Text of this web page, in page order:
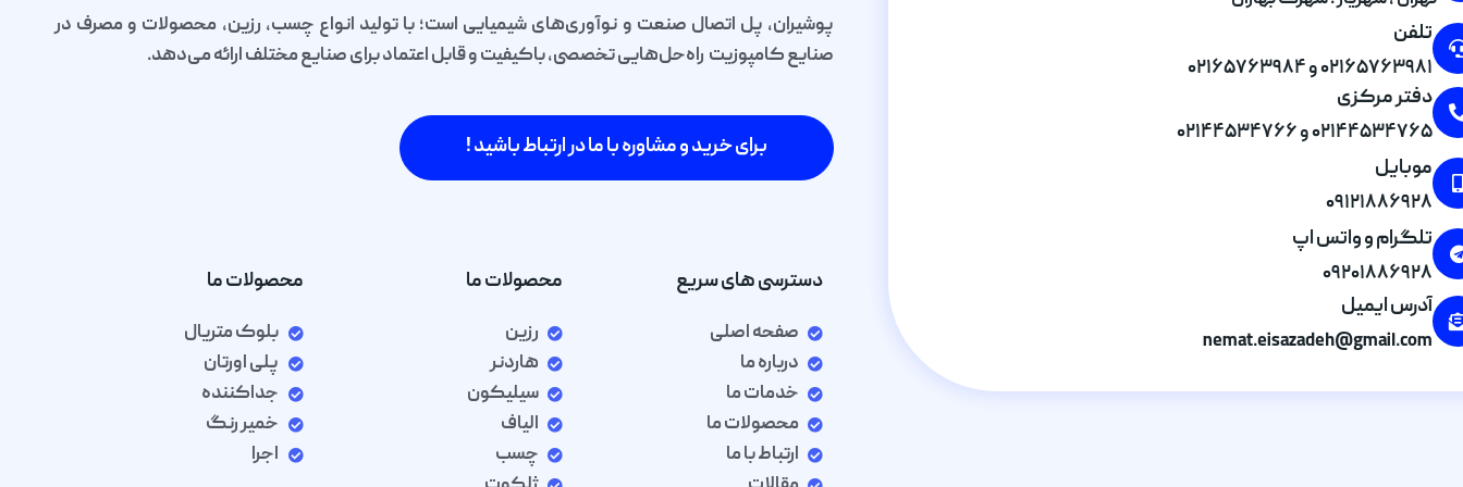
تلفن
۰۲۱۶۵۷۶۳۹۸۱ و ۰۲۱۶۵۷۶۳۹۸۴
دفتر مرکزی
۰۲۱۴۴۵۳۴۷۶۵ و ۰۲۱۴۴۵۳۴۷۶۶
موبایل
۰۹۱۲۱۸۸۶۹۲۸
تلگرام و واتس اپ
۰۹۲۰۱۸۸۶۹۲۸
آدرس ایمیل
nemat.eisazadeh@gmail.com
پوشیران، پل اتصال صنعت و نوآوری‌های شیمیایی است؛ با تولید انواع چسب، رزین، محصولات و مصرف در
صنایع کامپوزیت راه‌حل‌هایی تخصصی، باکیفیت و قابل اعتماد برای صنایع مختلف ارائه می‌دهد.
برای خرید و مشاوره با ما در ارتباط باشید !
دسترسی های سریع
صفحه اصلی
درباره ما
خدمات ما
محصولات ما
ارتباط با ما
محصولات ما
رزین
هاردنر
سیلیکون
الیاف
چسب
محصولات ما
بلوک متریال
پلی اورتان
جداکننده
خمیر رنگ
اجرا